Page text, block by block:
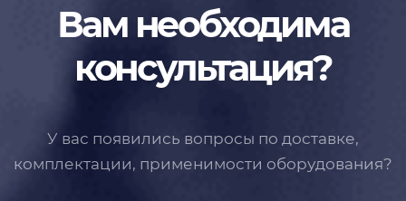
Вам необходима
консультация?
У вас появились вопросы по доставке,
комплектации, применимости оборудования?